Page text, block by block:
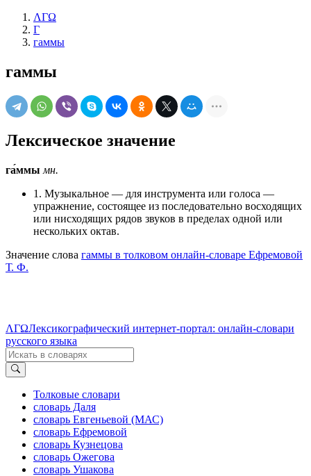
ΛΓΩ
Г
гаммы
гаммы
Лексическое значение
га́ммы мн.
1. Музыкальное — для инструмента или голоса —
упражнение, состоящее из последовательно восходящих
или нисходящих рядов звуков в пределах одной или
нескольких октав.
Значение слова гаммы в толковом онлайн-словаре Ефремовой
Т. Ф.
ΛΓΩЛексикографический интернет-портал: онлайн-словари
русского языка
Толковые словари
словарь Даля
словарь Евгеньевой (МАС)
словарь Ефремовой
словарь Кузнецова
словарь Ожегова
словарь Ушакова